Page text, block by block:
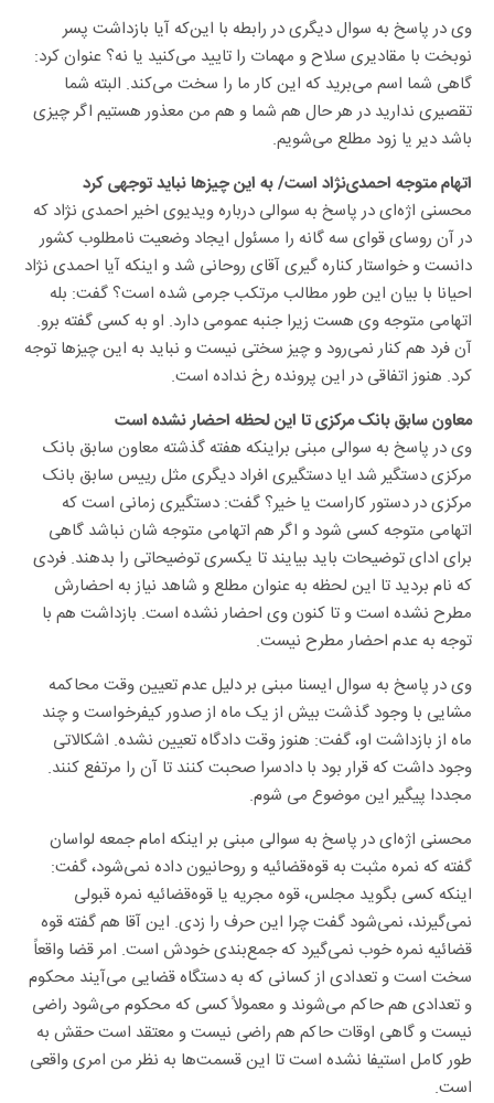
وی در پاسخ به سوال دیگری در رابطه با این‌که آیا بازداشت پسر
نوبخت با مقادیری سلاح و مهمات را تایید می‌کنید یا نه؟ عنوان کرد:
گاهی شما اسم می‌برید که این کار ما را سخت می‌کند. البته شما
تقصیری ندارید در هر حال هم شما و هم من معذور هستیم اگر چیزی
باشد دیر یا زود مطلع می‌شویم.
اتهام متوجه احمدی‌نژاد است/ به این چیزها نباید توجهی کرد
محسنی اژه‌ای در پاسخ به سوالی درباره ویدیوی اخیر احمدی نژاد که
در آن روسای قوای سه گانه را مسئول ایجاد وضعیت نامطلوب کشور
دانست و خواستار کناره گیری آقای روحانی شد و اینکه آیا احمدی نژاد
احیانا با بیان این طور مطالب مرتکب جرمی شده است؟ گفت: بله
اتهامی متوجه وی هست زیرا جنبه عمومی دارد. او به کسی گفته برو.
آن فرد هم کنار نمی‌رود و چیز سختی نیست و نباید به این چیزها توجه
کرد. هنوز اتفاقی در این پرونده رخ نداده است.
معاون سابق بانک مرکزی تا این لحظه احضار نشده است
وی در پاسخ به سوالی مبنی براینکه هفته گذشته معاون سابق بانک
مرکزی دستگیر شد ایا دستگیری افراد دیگری مثل رییس سابق بانک
مرکزی در دستور کاراست یا خیر؟ گفت: دستگیری زمانی است که
اتهامی متوجه کسی شود و اگر هم اتهامی متوجه شان نباشد گاهی
برای ادای توضیحات باید بیایند تا یکسری توضیحاتی را بدهند. فردی
که نام بردید تا این لحظه به عنوان مطلع و شاهد نیاز به احضارش
مطرح نشده است و تا کنون وی احضار نشده است. بازداشت هم با
توجه به عدم احضار مطرح نیست.
وی در پاسخ به سوال ایسنا مبنی بر دلیل عدم تعیین وقت محاکمه
مشایی با وجود گذشت بیش از یک ماه از صدور کیفرخواست و چند
ماه از بازداشت او، گفت: هنوز وقت دادگاه تعیین نشده. اشکالاتی
وجود داشت که قرار بود با دادسرا صحبت کنند تا آن را مرتفع کنند.
مجددا پیگیر این موضوع می شوم.
محسنی اژه‌ای در پاسخ به سوالی مبنی بر اینکه امام جمعه لواسان
گفته که نمره مثبت به قوه‌قضائیه و روحانیون داده نمی‌شود، گفت:
اینکه کسی بگوید مجلس، قوه مجریه یا قوه‌قضائیه نمره قبولی
نمی‌گیرند، نمی‌شود گفت چرا این حرف را زدی. این آقا هم گفته قوه‌
قضائیه نمره خوب نمی‌گیرد که جمع‌بندی خودش است. امر قضا واقعاً
سخت است و تعدادی از کسانی که به دستگاه قضایی می‌آیند محکوم
و تعدادی هم حاکم می‌شوند و معمولاً کسی که محکوم می‌شود راضی
نیست و گاهی اوقات حاکم هم راضی نیست و معتقد است حقش به
طور کامل استیفا نشده است تا این قسمت‌ها به نظر من امری واقعی
است.